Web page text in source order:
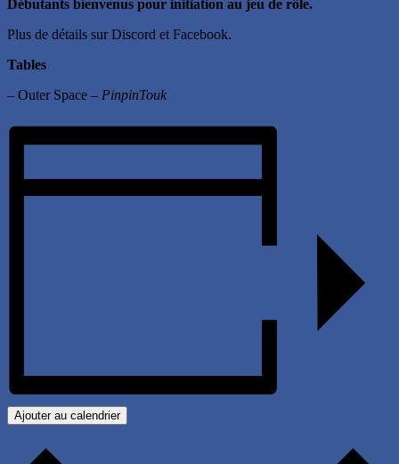
Débutants bienvenus pour initiation au jeu de rôle.
Plus de détails sur Discord et Facebook.
Tables
– Outer Space – PinpinTouk
Ajouter au calendrier